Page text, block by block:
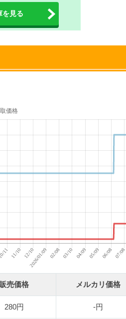
を見る
販売価格 メルカリ価格
280円 -円